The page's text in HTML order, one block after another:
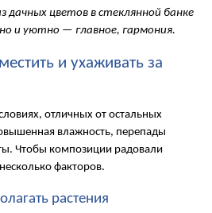
дачных цветов в стеклянной банке
и уютно — главное, гармония.
и ухаживать за
отличных от остальных
влажность, перепады
Чтобы композиции радовали
факторов.
растения